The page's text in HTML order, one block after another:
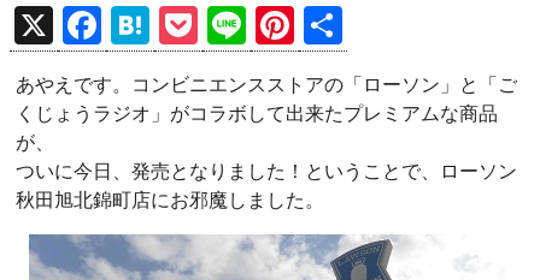
X
F
a
ce
o
o
k
H
at
e
a
P
o
ck
Li
n
e
Pi
nt
er
t
有
あやえです。コンビニエンスストアの「ローソン」と「ご
くじょうラジオ」がコラボして出来たプレミアムな商品
が、
ついに今日、発売となりました！ということで、ローソン
秋田旭北錦町店にお邪魔しました。